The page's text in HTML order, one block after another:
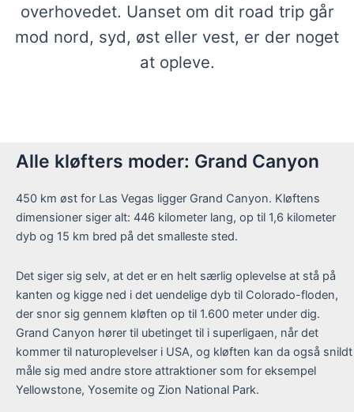
overhovedet. Uanset om dit road trip går
mod nord, syd, øst eller vest, er der noget
at opleve.
Alle kløfters moder: Grand Canyon
450 km øst for Las Vegas ligger Grand Canyon. Kløftens
dimensioner siger alt: 446 kilometer lang, op til 1,6 kilometer
dyb og 15 km bred på det smalleste sted.
Det siger sig selv, at det er en helt særlig oplevelse at stå på
kanten og kigge ned i det uendelige dyb til Colorado-floden,
der snor sig gennem kløften op til 1.600 meter under dig.
Grand Canyon hører til ubetinget til i superligaen, når det
kommer til naturoplevelser i USA, og kløften kan da også snildt
måle sig med andre store attraktioner som for eksempel
Yellowstone, Yosemite og Zion National Park.